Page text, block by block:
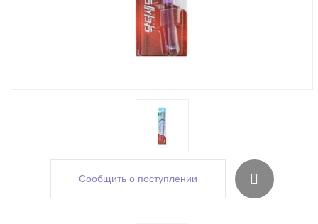
Сообщить о поступлении